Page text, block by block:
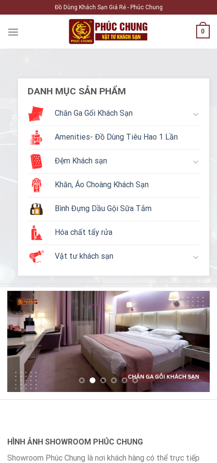
to
content
Đồ Dùng Khách Sạn Giá Rẻ - Phúc Chung
0
DANH MỤC SẢN PHẨM
Chăn Ga Gối Khách Sạn
Amenities- Đồ Dùng Tiêu Hao 1 Lần
Đệm Khách sạn
Khăn, Áo Choàng Khách Sạn
Bình Đựng Dầu Gội Sữa Tắm
Hóa chất tẩy rửa
Vật tư khách sạn
HÌNH ẢNH SHOWROOM PHÚC CHUNG
Showroom Phúc Chung là nơi khách hàng có thể trực tiếp